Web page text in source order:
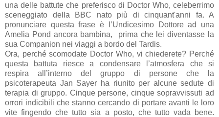
una delle battute che preferisco di Doctor Who, celeberrimo
sceneggiato della BBC nato più di cinquant'anni fa. A
pronunciare questa frase è l’Undicesimo Dottore ad una
Amelia Pond ancora bambina, prima che lei diventasse la
sua Companion nei viaggi a bordo del Tardis.
Ora, perché scomodate Doctor Who, vi chiederete? Perché
questa battuta riesce a condensare l’atmosfera che si
respira all’interno del gruppo di persone che la
psicoterapeuta Jan Sayer ha riunito per alcune sedute di
terapia di gruppo. Cinque persone, cinque sopravvissuti ad
orrori indicibili che stanno cercando di portare avanti le loro
vite fingendo che tutto sia a posto, che tutto vada bene.